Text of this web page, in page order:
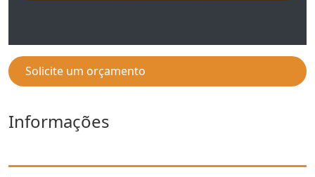
Solicite um orçamento
Informações